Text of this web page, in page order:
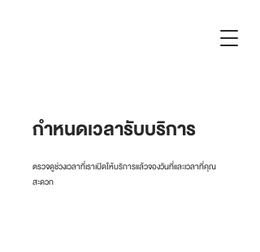
กำหนดเวลารับบริการ
ตรวจดูช่วงเวลาที่เราเปิดให้บริการแล้วจองวันที่และเวลาที่คุณ
สะดวก